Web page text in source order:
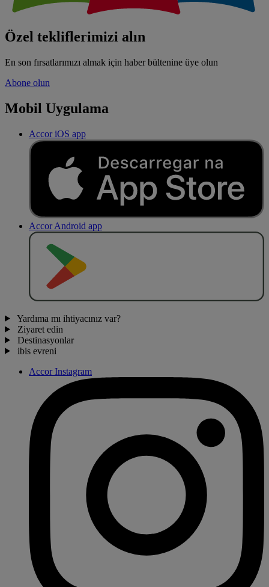
Özel tekliflerimizi alın
En son fırsatlarımızı almak için haber bültenine üye olun
Abone olun
Mobil Uygulama
Accor iOS app
Accor Android app
Yardıma mı ihtiyacınız var?
Ziyaret edin
Destinasyonlar
ibis evreni
Accor Instagram